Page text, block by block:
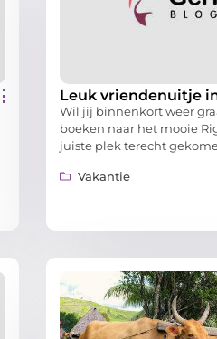
Leuk vriendenuitje
Wil jij binnenkort weer
boeken naar het mooie
juiste plek terecht
Vakantie